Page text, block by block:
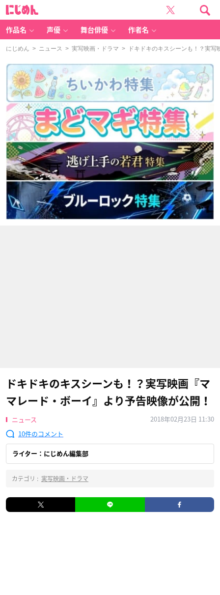
作品名 声優 舞台俳優 作者名
にじめん > ニュース > 実写映画・ドラマ > ドキドキのキスシーンも！？実写
ドキドキのキスシーンも！？実写映画『マ
マレード・ボーイ​』より予告映像が公開！
ニュース
2018年02月23日 11:30
10
ライター：にじめん編集部
カテゴリ : 実写映画・ドラマ